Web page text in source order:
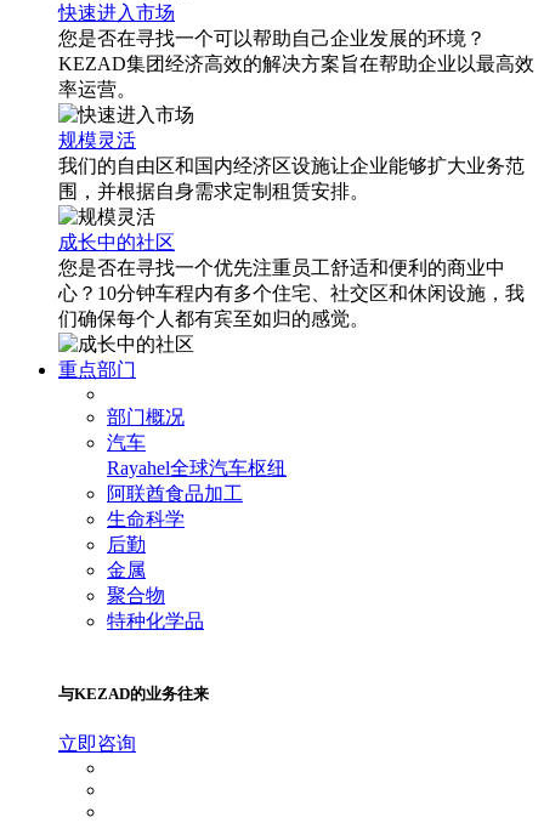
快速进入市场
您是否在寻找一个可以帮助自己企业发展的环境？
KEZAD集团经济高效的解决方案旨在帮助企业以最高效
率运营。
规模灵活
我们的自由区和国内经济区设施让企业能够扩大业务范
围，并根据自身需求定制租赁安排。
成长中的社区
您是否在寻找一个优先注重员工舒适和便利的商业中
心？10分钟车程内有多个住宅、社交区和休闲设施，我
们确保每个人都有宾至如归的感觉。
重点部门
部门概况
汽车
Rayahel全球汽车枢纽
阿联酋食品加工
生命科学
后勤
金属
聚合物
特种化学品
与KEZAD的业务往来
立即咨询